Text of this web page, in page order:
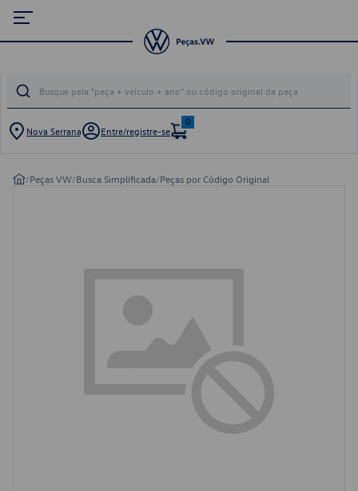
Nova Serrana Entre/registre-se
0
/Peças VW/Busca Simplificada/Peças por Código Original